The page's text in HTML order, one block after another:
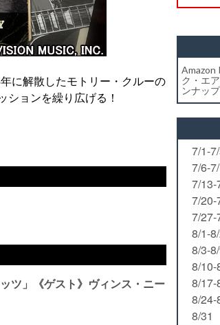
に解散したモトリー・クルーの
ョンを繰り広げる！
ツ」《ゲスト》ヴィンス・ニー
Amazon
ク・エ
ンナップ
7/1-
7/6-
7/13-
7/20-
7/27-
8/1-
8/3-
8/10-
8/17-
8/24-
8/31